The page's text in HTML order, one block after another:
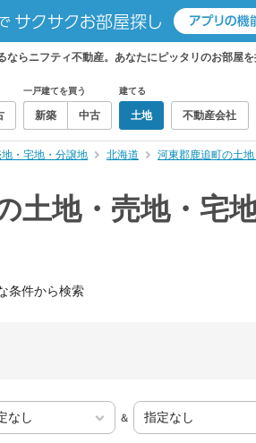
ならニフティ不動産。あなたにピッタリのお部屋を
一戸建てを買う
新築 中古
建てる
土地 不動産会社
・宅地・分譲地 北海道 河東郡鹿追町の土
土地・売地・宅
条件から検索
＆